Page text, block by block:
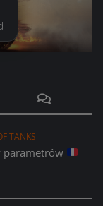
TANKS
parametrów